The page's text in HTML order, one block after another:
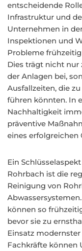
entscheidende
Infrastruktur und
Unternehmen in
Inspektionen und
Probleme
Dies trägt nicht nur
der Anlagen bei,
Ausfallzeiten, die
führen könnten. In
Nachhaltigkeit
präventive
eines erfolgreichen
Ein
Rohrbach ist die
Reinigung von
können so
bevor sie zu
Einsatz
Fachkräfte können